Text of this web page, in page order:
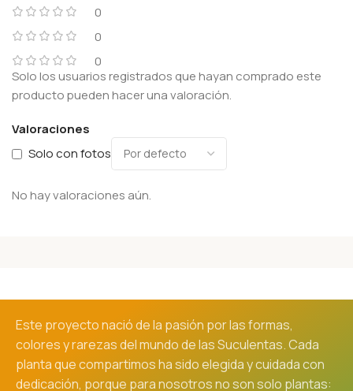
0
0
0
Valoraciones
Solo con fotos
No hay valoraciones aún.
Solo los usuarios registrados que hayan comprado este
producto pueden hacer una valoración.
Este proyecto nació de la pasión por las formas,
colores y rarezas del mundo de las Suculentas. Cada
planta que compartimos ha sido elegida y cuidada con
dedicación, porque para nosotros no son solo plantas: